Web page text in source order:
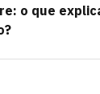
o que